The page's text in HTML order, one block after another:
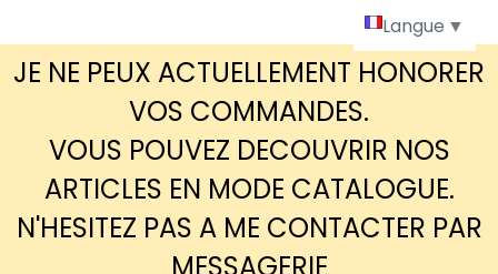
JE NE PEUX ACTUELLEMENT HONORER
VOS COMMANDES.
VOUS POUVEZ DECOUVRIR NOS
ARTICLES EN MODE CATALOGUE.
N'HESITEZ PAS A ME CONTACTER PAR
Langue ▼